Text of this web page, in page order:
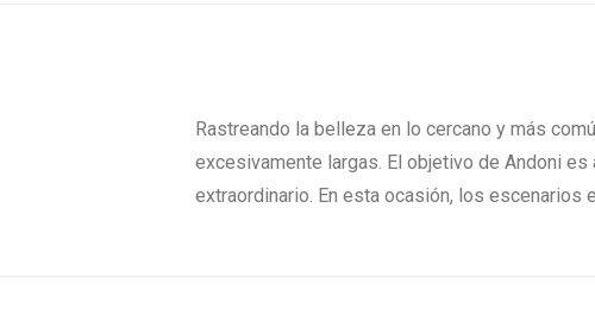
Rastreando la belleza en lo cercano y más
excesivamente largas. El objetivo de Andoni
extraordinario. En esta ocasión, los